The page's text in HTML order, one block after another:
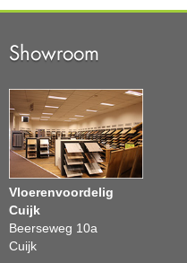
Showroom
Vloerenvoordelig
Cuijk
Beerseweg 10a
Cuijk